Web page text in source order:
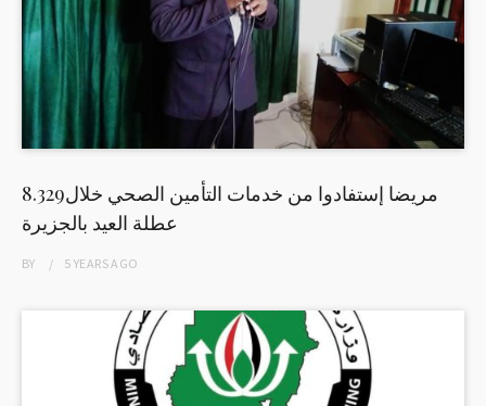
8.329مريضا إستفادوا من خدمات التأمين الصحي خلال
عطلة العيد بالجزيرة
BY 5 YEARSAGO